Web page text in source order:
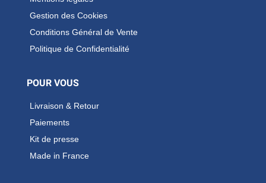
Gestion des Cookies
Conditions Général de Vente
Politique de Confidentialité
POUR VOUS
Livraison & Retour
Paiements
Kit de presse
Made in France